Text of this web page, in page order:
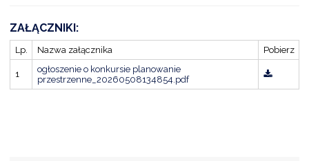
ZAŁĄCZNIKI:
Lp. Nazwa załącznika Pobierz
1
ogłoszenie o konkursie planowanie
przestrzenne_20260508134854.pdf